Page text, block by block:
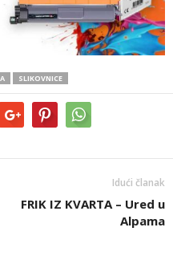
SLIKOVNICE
Idući članak
FRIK IZ KVARTA – Ured u
Alpama